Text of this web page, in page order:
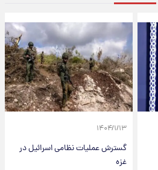
۱۴۰۴/۱/۱۳
گسترش عملیات نظامی اسرائیل در
غزه